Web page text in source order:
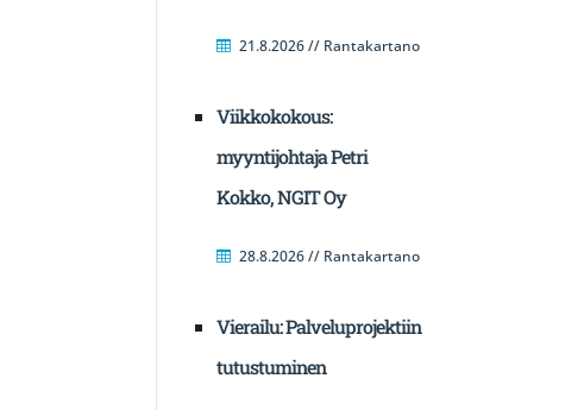
21.8.2026 // Rantakartano
Viikkokokous:
myyntijohtaja Petri
Kokko, NGIT Oy
28.8.2026 // Rantakartano
Vierailu: Palveluprojektiin
tutustuminen